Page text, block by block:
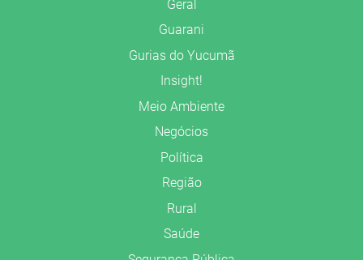
Geral
Guarani
Gurias do Yucumã
Insight!
Meio Ambiente
Negócios
Política
Região
Rural
Saúde